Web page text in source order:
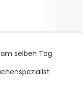
selben Tag